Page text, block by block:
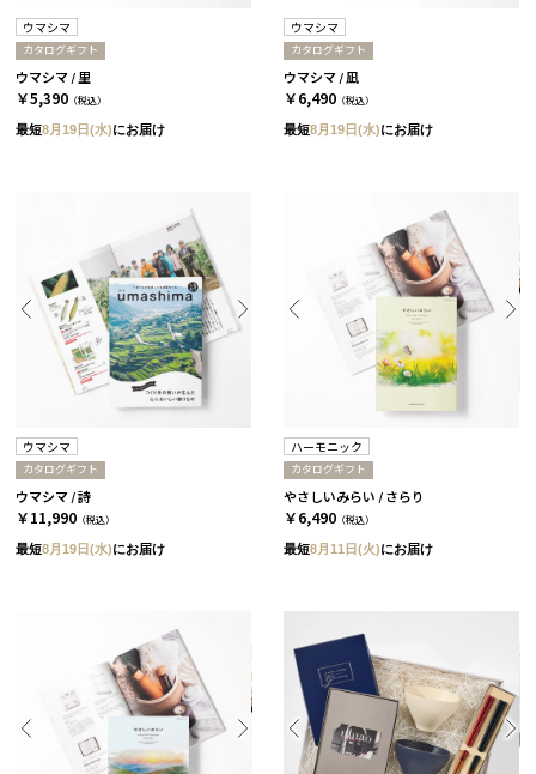
ウマシマ
カタログギフト
ウマシマ / 里
￥5,390 （税込）
最短8月19日(水)にお届け
ウマシマ
カタログギフト
ウマシマ / 凪
￥6,490 （税込）
最短8月19日(水)にお届け
ウマシマ
カタログギフト
ウマシマ / 詩
￥11,990 （税込）
最短8月19日(水)にお届け
ハーモニック
カタログギフト
やさしいみらい / さらり
￥6,490 （税込）
最短8月11日(火)にお届け